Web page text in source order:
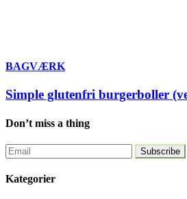
BAGVÆRK
Simple glutenfri burgerboller
Don’t miss a thing
Kategorier